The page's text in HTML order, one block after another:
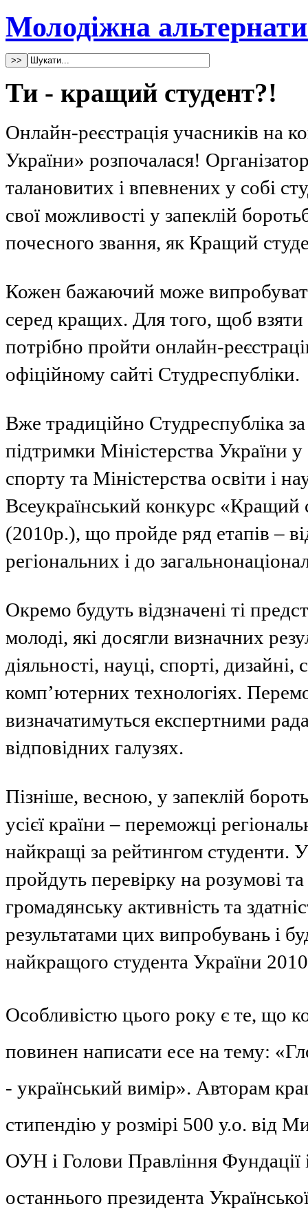
Молодіжна
Ти - кращий студент?!
Онлайн-реєстрація учасників на
України» розпочалася!
талановитих і впевнених у собі
свої можливості у запеклій
почесного звання, як Кращий
Кожен бажаючий може
серед кращих. Для того, щоб
потрібно пройти онлайн-
офіційному сайті Студреспубліки.
Вже традиційно Студреспубліка за
підтримки Міністерства України у
спорту та Міністерства освіти і
Всеукраїнський конкурс «Кращий
(2010р.), що пройде ряд етапів –
регіональних і до
Окремо будуть відзначені ті
молоді, які досягли визначних
діяльності, науці, спорті, дизайні,
комп’ютерних технологіях.
визначатимуться експертними
відповідних галузях.
Пізніше, весною, у запеклій
усієї країни – переможці
найкращі за рейтингом студенти.
пройдуть перевірку на розумові та
громадянську активність та
результатами цих випробувань і
найкращого студента України
Особливістю цього року є те, що
повинен написати есе на тему:
- український вимір». Авторам
стипендію у розмірі 500 у.о. від
ОУН і Голови Правління
останнього президента